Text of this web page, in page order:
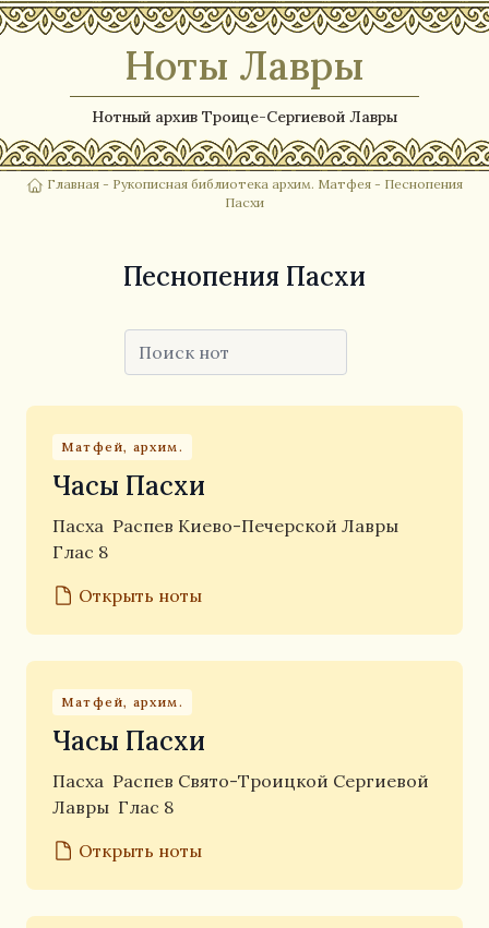
Ноты Лавры
Нотный архив Троице-Сергиевой Лавры
Главная - Рукописная библиотека архим. Матфея - Песнопения
Пасхи
Песнопения Пасхи
Матфей, архим.
Часы Пасхи
Пасха Распев Киево-Печерской Лавры
Глас 8
Открыть ноты
Матфей, архим.
Часы Пасхи
Пасха Распев Свято-Троицкой Сергиевой
Лавры Глас 8
Открыть ноты